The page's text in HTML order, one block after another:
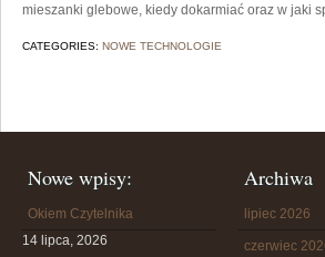
mieszanki glebowe, kiedy dokarmiać oraz w jaki
CATEGORIES: NOWE TECHNOLOGIE
Nowe wpisy:
Okiem Czytelnika
14 lipca, 2026
Archiwa
lipiec 2026
czerwiec